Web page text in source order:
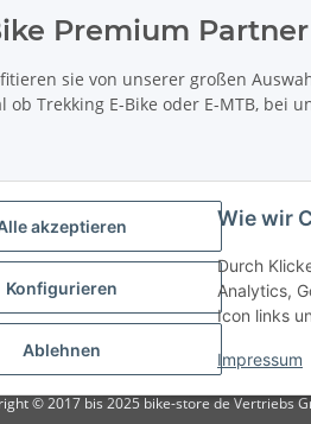
akzeptieren
Konfigurieren
Ablehnen
Wie wir
Durch
Analytics,
Icon links
Impressum
Premium Partner
sie von unserer großen
ob Trekking E-Bike oder E-MTB, bei
USt., zzgl.
© 2017 bis 2025 bike-store de Vertriebs